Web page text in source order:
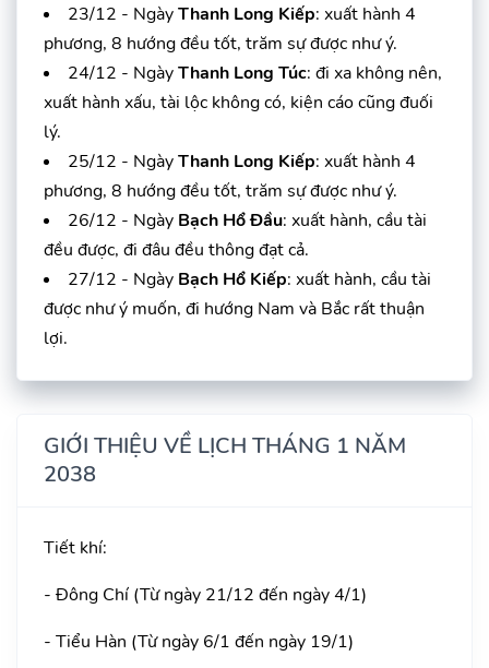
23/12 - NgàyThanh Long Kiếp: xuất hành 4
phương, 8 hướng đều tốt, trăm sự được như ý.
24/12 - NgàyThanh Long Túc: đi xa không nên,
xuất hành xấu, tài lộc không có, kiện cáo cũng đuối
lý.
25/12 - NgàyThanh Long Kiếp: xuất hành 4
phương, 8 hướng đều tốt, trăm sự được như ý.
26/12 - Ngày Bạch Hổ Đầu: xuất hành, cầu tài
đều được, đi đâu đều thông đạt cả.
27/12 - Ngày Bạch Hổ Kiếp: xuất hành, cầu tài
được như ý muốn, đi hướng Nam và Bắc rất thuận
lợi.
GIỚI THIỆU VỀ LỊCH THÁNG 1 NĂM
2038
Tiết khí:
- Đông Chí (Từ ngày 21/12 đến ngày 4/1)
- Tiểu Hàn (Từ ngày 6/1 đến ngày 19/1)